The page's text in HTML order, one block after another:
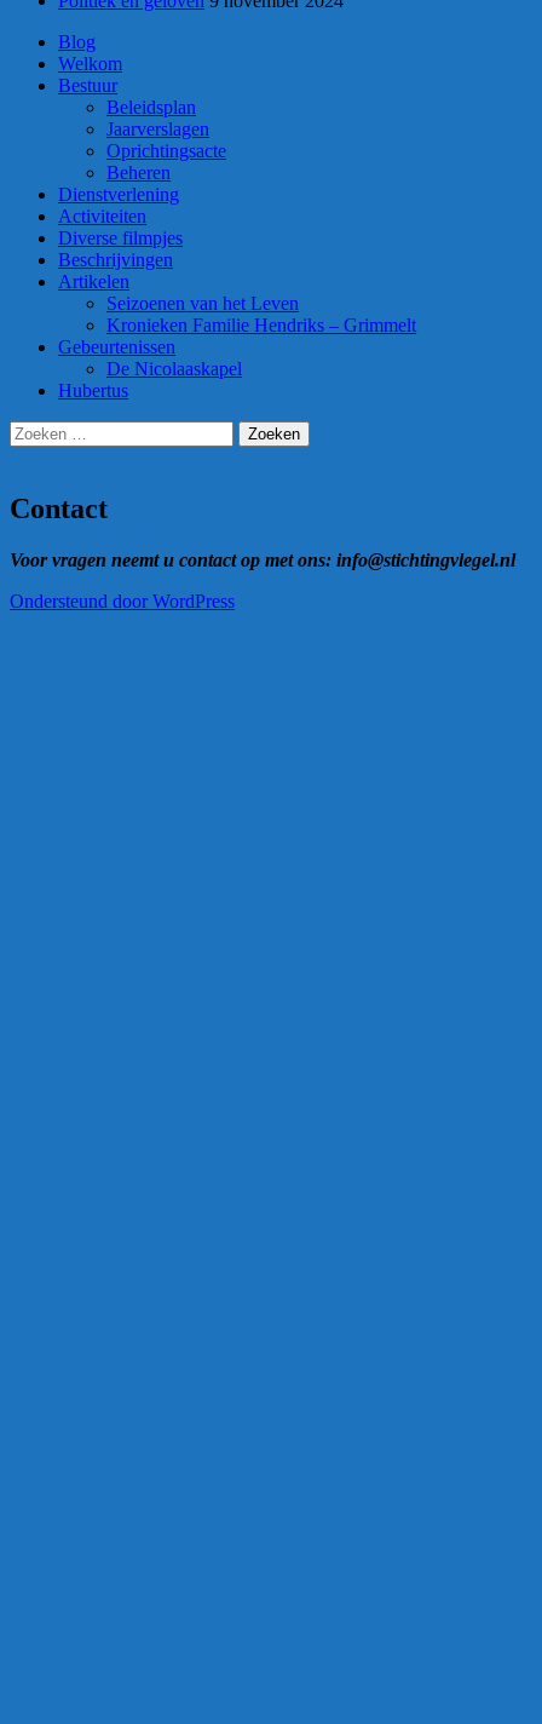
Blog
Welkom
Bestuur
Beleidsplan
Jaarverslagen
Oprichtingsacte
Beheren
Dienstverlening
Activiteiten
Diverse filmpjes
Beschrijvingen
Artikelen
Seizoenen van het Leven
Kronieken Familie Hendriks – Grimmelt
Gebeurtenissen
De Nicolaaskapel
Hubertus
Zoeken
naar:
Contact
Voor vragen neemt u contact op met ons: info@stichtingvlegel.nl
Ondersteund door WordPress